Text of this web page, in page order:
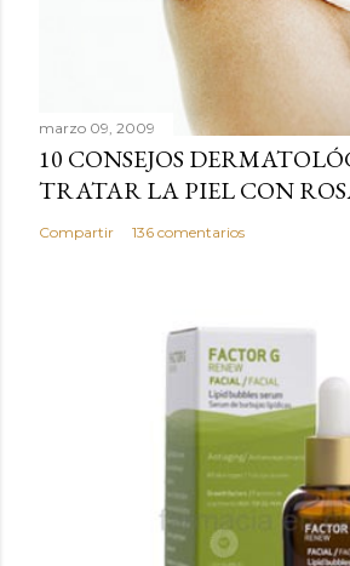
o
m
e
n
marzo 09, 2009
10 CONSEJOS
TRATAR LA PIEL CON
Compartir 136 comentarios